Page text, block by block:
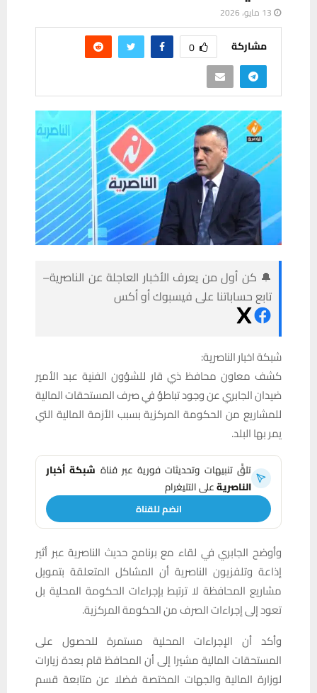
13 مايو، 2026
مشاركة 0
🔔 كن أول من يعرف الأخبار العاجلة عن الناصرية–
تابع حساباتنا على فيسبوك أو أكس
شبكة اخبار الناصرية:
كشف معاون محافظ ذي قار للشؤون الفنية عبد الأمير
ضيدان الجابري عن وجود تباطؤ في صرف المستحقات المالية
للمشاريع من الحكومة المركزية بسبب الأزمة المالية التي
يمر بها البلد.
تلقَّ تنبيهات وتحديثات فورية عبر قناة شبكة أخبار
الناصريةعلى التليغرام
انضم للقناة
وأوضح الجابري في لقاء مع برنامج حديث الناصرية عبر أثير
إذاعة وتلفزيون الناصرية أن المشاكل المتعلقة بتمويل
مشاريع المحافظة لا ترتبط بإجراءات الحكومة المحلية بل
تعود إلى إجراءات الصرف من الحكومة المركزية.
وأكد أن الإجراءات المحلية مستمرة للحصول على
المستحقات المالية مشيرا إلى أن المحافظ قام بعدة زيارات
لوزارة المالية والجهات المختصة فضلا عن متابعة قسم